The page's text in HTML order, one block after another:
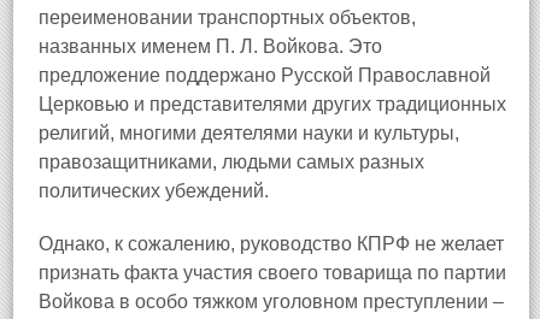
переименовании транспортных объектов,
названных именем П. Л. Войкова. Это
предложение поддержано Русской Православной
Церковью и представителями других традиционных
религий, многими деятелями науки и культуры,
правозащитниками, людьми самых разных
политических убеждений.
Однако, к сожалению, руководство КПРФ не желает
признать факта участия своего товарища по партии
Войкова в особо тяжком уголовном преступлении –